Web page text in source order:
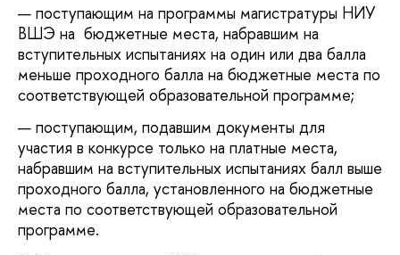
поступающим на программы магистратуры НИУ
ВШЭ на бюджетные места, набравшим на
вступительных испытаниях на один или два балла
меньше проходного балла на бюджетные места по
соответствующей образовательной программе;
поступающим, подавшим документы для
участия в конкурсе только на платные места,
набравшим на вступительных испытаниях балл выше
проходного балла, установленного на бюджетные
места по соответствующей образовательной
программе.